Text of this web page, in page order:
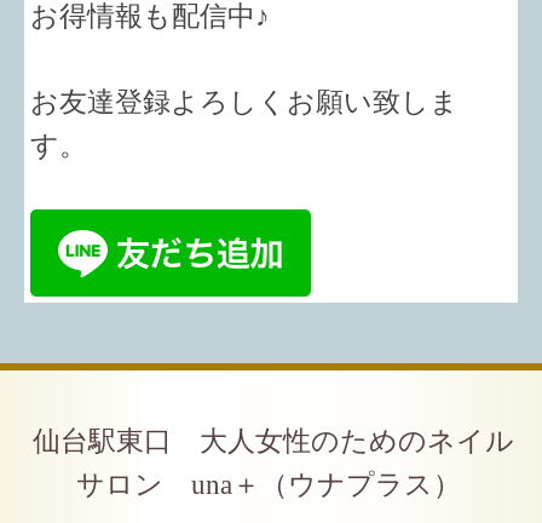
お得情報も配信中♪
お友達登録よろしくお願い致しま
す。
仙台駅東口 大人女性のためのネイル
サロン una＋（ウナプラス）